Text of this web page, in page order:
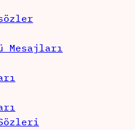
Mesajları